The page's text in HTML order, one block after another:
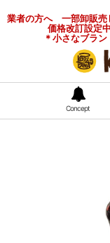
業者の方へ 一部卸販売
価格改訂設定
＊小さなブラ
Concept